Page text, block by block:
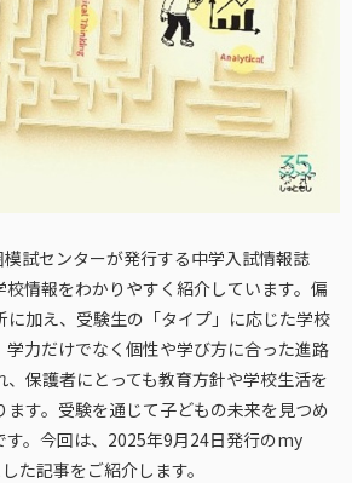
模試センターが発行する中学入試情報誌
情報をわかりやすく紹介しています。偏
に加え、受験生の「タイプ」に応じた学校
力だけでなく個性や学び方に合った進路
保護者にとっても教育方針や学校生活を
す。受験を通じて子どもの未来を見つめ
す。今回は、2025年9月24日発行のmy
た記事をご紹介します。